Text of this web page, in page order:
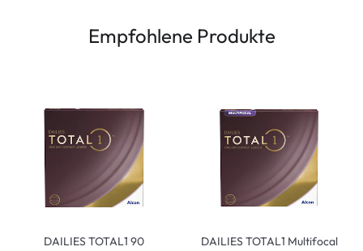
Empfohlene Produkte
DAILIES TOTAL1 90
DAILIES TOTAL1 Multifocal